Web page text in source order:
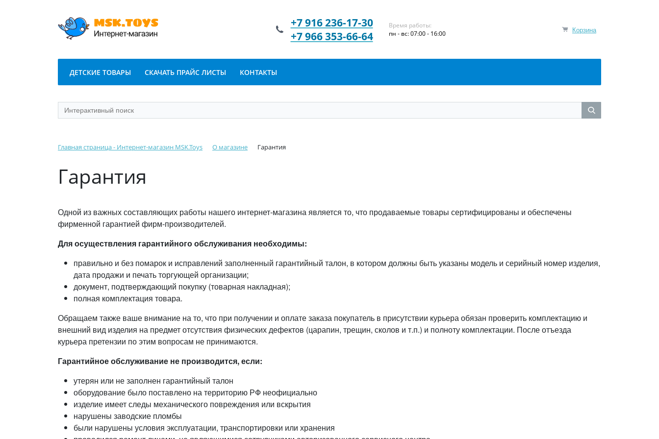
Корзина
+7 916 236-17-30
+7 966 353-66-64
Время работы:
пн - вс: 07:00 - 16:00
ДЕТСКИЕ ТОВАРЫ СКАЧАТЬ ПРАЙС ЛИСТЫ КОНТАКТЫ
Главная страница - Интернет-магазин MSK.Toys О магазине Гарантия
Гарантия
Одной из важных составляющих работы нашего интернет-магазина является то, что продаваемые товары сертифицированы и обеспечены
фирменной гарантией фирм-производителей.
Для осуществления гарантийного обслуживания необходимы:
правильно и без помарок и исправлений заполненный гарантийный талон, в котором должны быть указаны модель и серийный номер изделия,
дата продажи и печать торгующей организации;
документ, подтверждающий покупку (товарная накладная);
полная комплектация товара.
Обращаем также ваше внимание на то, что при получении и оплате заказа покупатель в присутствии курьера обязан проверить комплектацию и
внешний вид изделия на предмет отсутствия физических дефектов (царапин, трещин, сколов и т.п.) и полноту комплектации. После отъезда
курьера претензии по этим вопросам не принимаются.
Гарантийное обслуживание не производится, если:
утерян или не заполнен гарантийный талон
оборудование было поставлено на территорию РФ неофициально
изделие имеет следы механического повреждения или вскрытия
нарушены заводские пломбы
были нарушены условия эксплуатации, транспортировки или хранения